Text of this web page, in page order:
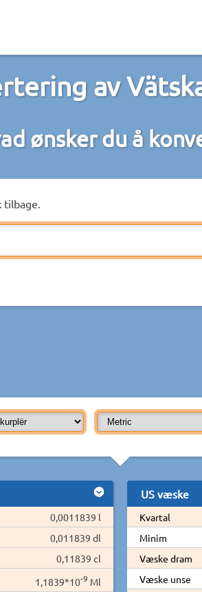
av
ønsker du å
0,0011839 l
0,011839 dl
0,11839 cl
1,1839*10-9 Ml
US væske
Kvartal
Minim
Væske dram
Væske unse